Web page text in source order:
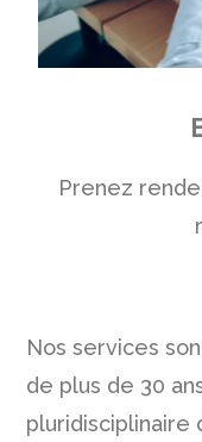
Prenez
Nos services
de plus de 30
pluridisciplinaire